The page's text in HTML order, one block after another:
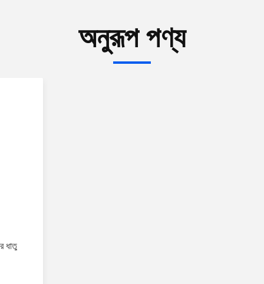
অনুরূপ পণ্য
ধাতু